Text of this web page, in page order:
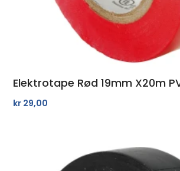
Elektrotape Rød 19mm X20m
kr 29,00